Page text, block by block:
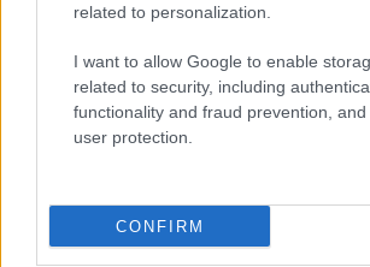
related to personalization.
I want to allow Google to enable
related to security, including
functionality and fraud prevention,
user protection.
CONFIRM
PERROS